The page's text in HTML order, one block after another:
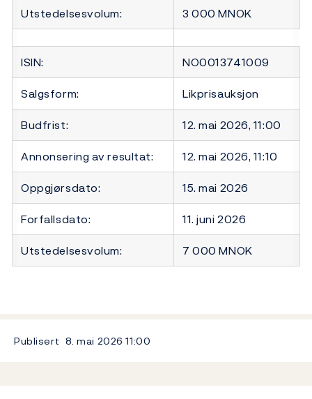
Utstedelsesvolum:
3 000 MNOK
ISIN:
NO0013741009
Salgsform:
Likprisauksjon
Budfrist:
12. mai 2026, 11:00
Annonsering av resultat:
12. mai 2026, 11:10
Oppgjørsdato:
15. mai 2026
Forfallsdato:
11. juni 2026
Utstedelsesvolum:
7 000 MNOK
Publisert 8. mai 202611:00